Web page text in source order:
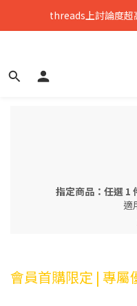
只到8/8💥全館
threads上討論度超
中元拜拜要澎湃
只到8/8💥全館
指定商品：任選 1
適
會員首購限定 | 專屬